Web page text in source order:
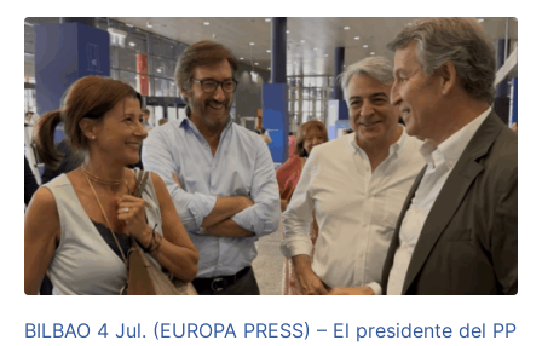
BILBAO 4 Jul. (EUROPA PRESS) – El presidente del PP